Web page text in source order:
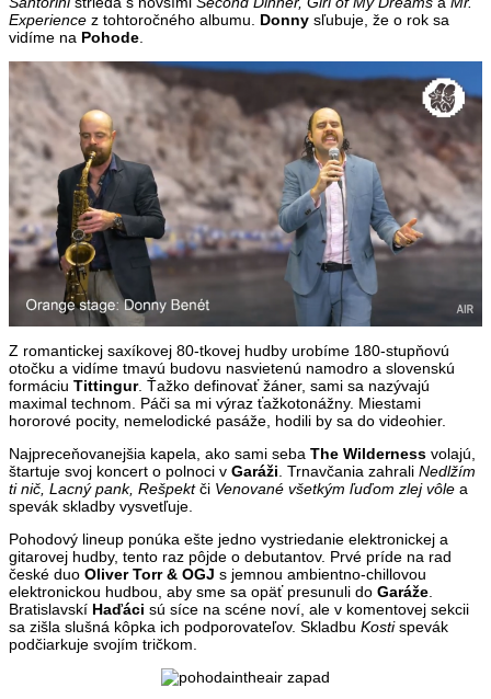
Experience z tohtoročného albumu. Donny sľubuje, že o rok sa
vidíme na Pohode
Z romantickej saxíkovej 80-tkovej hudby urobíme 180-stupňovú
otočku a vidíme tmavú budovu nasvietenú namodro a slovenskú
formáciu Tittingur. Ťažko definovať žáner, sami sa nazývajú
maximal technom. Páči sa mi výraz ťažkotonážny. Miestami
hororové pocity, nemelodické pasáže, hodili by sa do videohier.
Najpreceňovanejšia kapela, ako sami seba The Wilderness volajú,
štartuje svoj koncert o polnoci v Garáži . Trnavčania zahrali Nedlžím
ti nič, Lacný pank, Rešpektči Venované všetkým ľuďom zlej vôle a
spevák skladby vysvetľuje.
Pohodový lineup ponúka ešte jedno vystriedanie elektronickej a
gitarovej hudby, tento raz pôjde o debutantov. Prvé príde na rad
české duo Oliver Torr & OGJ s jemnou ambientno-chillovou
elektronickou hudbou, aby sme sa opäť presunuli do Garáže
Bratislavskí Haďáci sú síce na scéne noví, ale v komentovej sekcii
sa zišla slušná kôpka ich podporovateľov. Skladbu Kostispevák
podčiarkuje svojím tričkom.